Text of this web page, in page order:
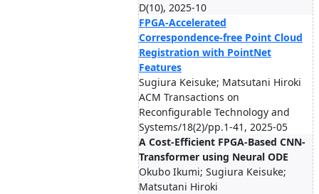
D(10), 2025-10
FPGA-Accelerated
Correspondence-free Point Cloud
Registration with PointNet
Features
Sugiura Keisuke; Matsutani Hiroki
ACM Transactions on
Reconfigurable Technology and
Systems/18(2)/pp.1-41, 2025-05
A Cost-Efficient FPGA-Based CNN-
Transformer using Neural ODE
Okubo Ikumi; Sugiura Keisuke;
Matsutani Hiroki